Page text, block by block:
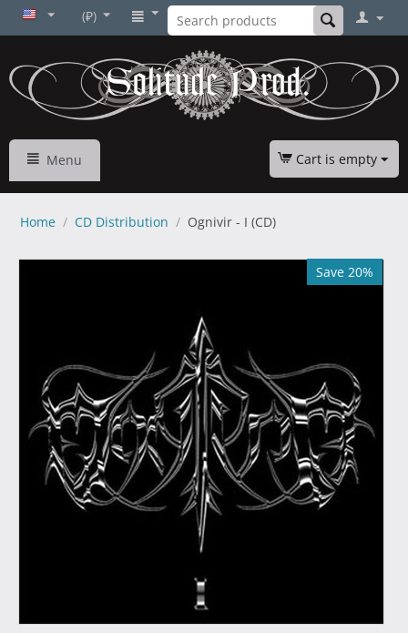
(₽)
Menu Cart is empty
Home / CD Distribution / Ognivir - I (CD)
Save 20%